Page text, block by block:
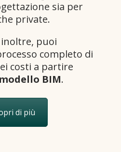
sia per
private.
inoltre, puoi
completo di
costi a partire
modello BIM.
di più